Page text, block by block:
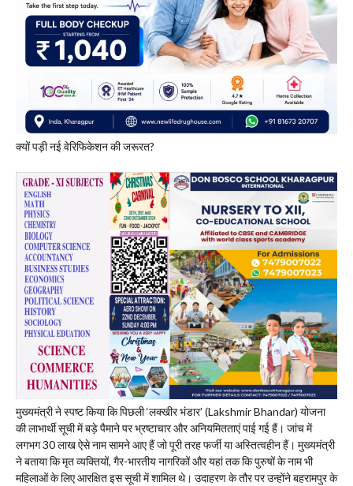
​क्यों पड़ी नई वेरिफिकेशन की जरूरत?
मुख्यमंत्री ने स्पष्ट किया कि पिछली ‘लक्खीर भंडार’ (Lakshmir Bhandar) योजना
की लाभार्थी सूची में बड़े पैमाने पर भ्रष्टाचार और अनियमितताएं पाई गई हैं। जांच में
लगभग 30 लाख ऐसे नाम सामने आए हैं जो पूरी तरह फर्जी या अस्तित्वहीन हैं। मुख्यमंत्री
ने बताया कि मृत व्यक्तियों, गैर-भारतीय नागरिकों और यहां तक कि पुरुषों के नाम भी
महिलाओं के लिए आरक्षित इस सूची में शामिल थे। उदाहरण के तौर पर उन्होंने बहरामपुर के